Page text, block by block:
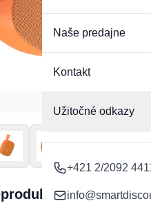
Naše predajne
Kontakt
Užitočné odkazy
+421 2/2092
Blavec